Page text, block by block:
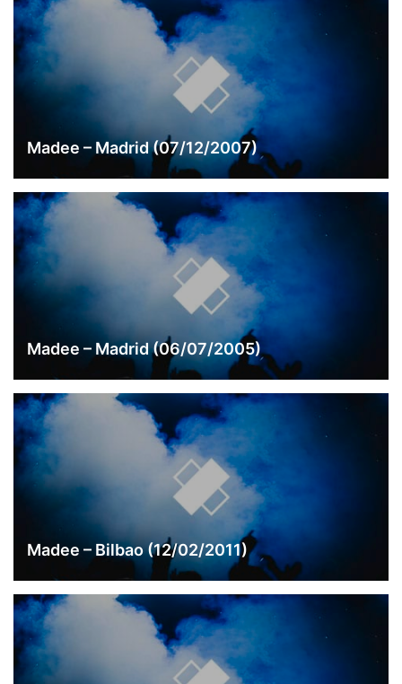
Madee – Madrid (07/12/2007)
Madee – Madrid (06/07/2005)
Madee – Bilbao (12/02/2011)